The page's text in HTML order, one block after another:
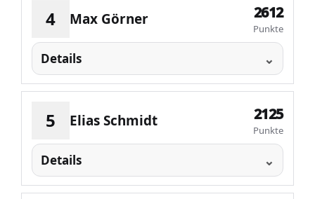
4 Max Görner 2612
Punkte
Details
5 Elias Schmidt 2125
Punkte
Details